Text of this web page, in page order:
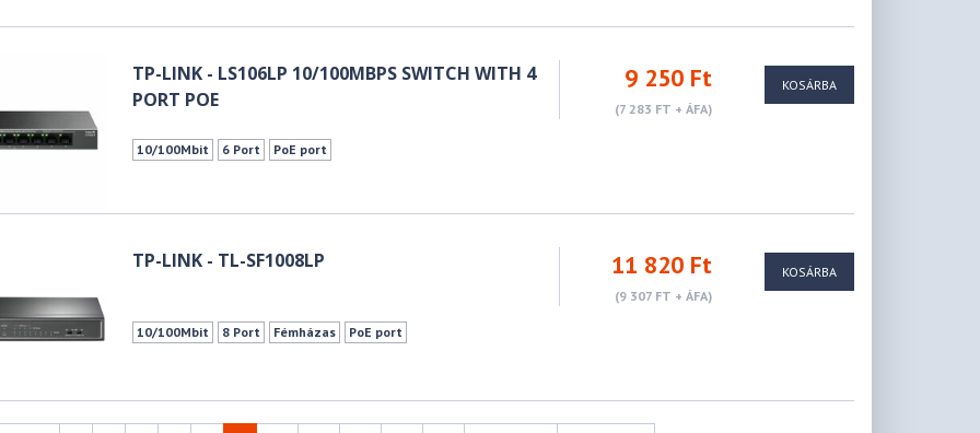
TP-LINK - LS106LP 10/100MBPS SWITCH WITH 4
PORT POE
9 250 Ft
(7 283 FT + ÁFA)
10/100Mbit 6 Port PoE port
KOSÁRBA
TP-LINK - TL-SF1008LP 11 820 Ft
(9 307 FT + ÁFA)
10/100Mbit 8 Port Fémházas PoE port
KOSÁRBA